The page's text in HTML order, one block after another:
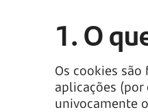
1. O
Os cookies
aplicações
univocamente